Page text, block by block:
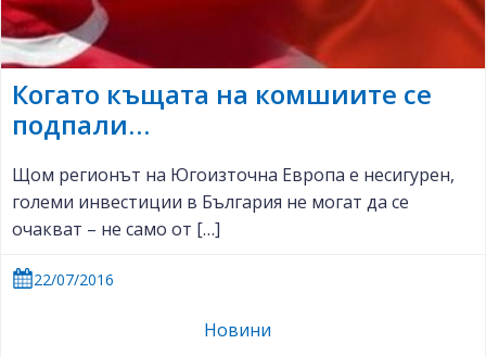
Когато къщата на комшиите се
подпали…
Щом регионът на Югоизточна Европа е несигурен,
големи инвестиции в България не могат да се
очакват – не само от […]
22/07/2016
Новини